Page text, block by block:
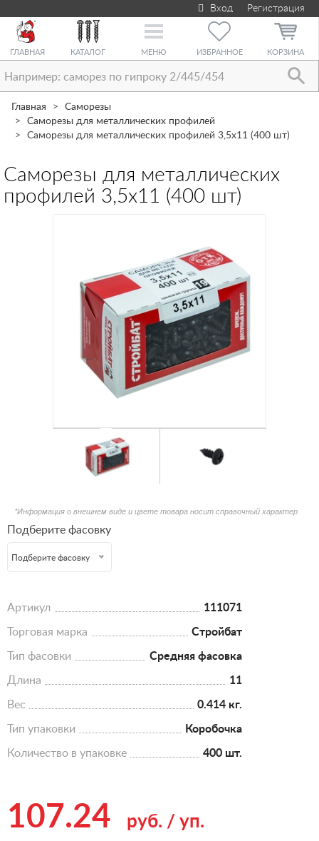
Вход Регистрация
ГЛАВНАЯ КАТАЛОГ
Toggle
МЕНЮ ИЗБРАННОЕ КОРЗИНА
Главная
Саморезы
Саморезы для металлических профилей
Саморезы для металлических профилей 3,5х11 (400 шт)
Саморезы для металлических
профилей 3,5х11 (400 шт)
*Информация о внешнем виде и цвете товара носит справочный характер
Подберите фасовку
Подберите фасовку
Артикул 111071
Торговая марка Стройбат
Тип фасовки Средняя фасовка
Длина 11
Вес 0.414 кг.
Тип упаковки Коробочка
Количество в упаковке 400 шт.
107.24 руб. / уп.